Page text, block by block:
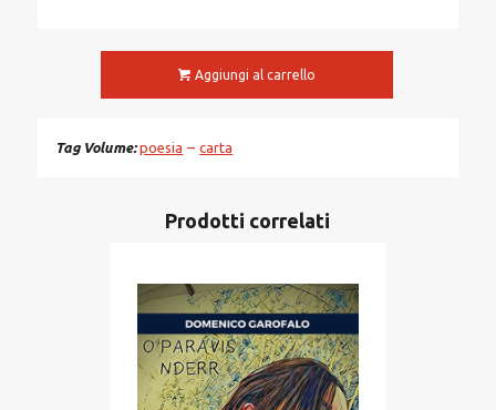
Aggiungi al carrello
Tag Volume poesia carta
Prodotti correlati